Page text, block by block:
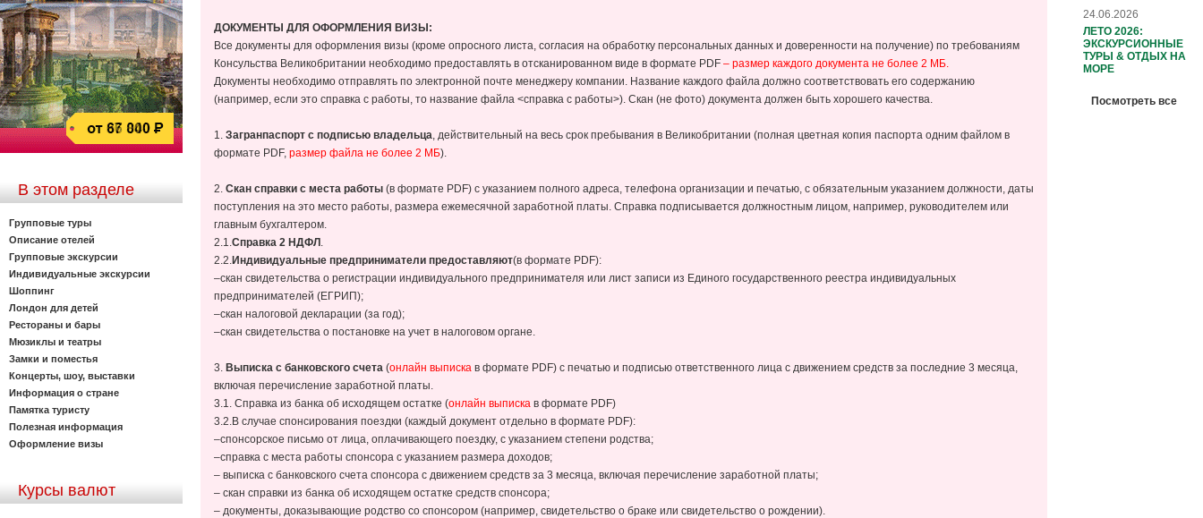
В этом разделе
Групповые туры
Описание отелей
Групповые экскурсии
Индивидуальные экскурсии
Шоппинг
Лондон для детей
Рестораны и бары
Мюзиклы и театры
Замки и поместья
Концерты, шоу, выставки
Информация о стране
Памятка туристу
Полезная информация
Оформление визы
Курсы валют
ДОКУМЕНТЫ ДЛЯ ОФОРМЛЕНИЯ ВИЗЫ:
Все документы для оформления визы (кроме опросного листа, согласия на обработку персональных данных и доверенности на получение) по требованиям
Консульства Великобритании необходимо предоставлять в отсканированном виде в формате PDF – размер каждого документа не более 2 МБ.
Документы необходимо отправлять по электронной почте менеджеру компании. Название каждого файла должно соответствовать его содержанию
(например, если это справка с работы, то название файла <справка с работы>). Скан (не фото) документа должен быть хорошего качества.
1. Загранпаспорт с подписью владельца, действительный на весь срок пребывания в Великобритании (полная цветная копия паспорта одним файлом в
формате PDF, размер файла не более 2 МБ).
2. Скан справки с места работы (в формате PDF) с указанием полного адреса, телефона организации и печатью, с обязательным указанием должности, даты
поступления на это место работы, размера ежемесячной заработной платы. Справка подписывается должностным лицом, например, руководителем или
главным бухгалтером.
2.1.Справка 2 НДФЛ .
2.2.Индивидуальные предприниматели предоставляют(в формате PDF):
–скан свидетельства о регистрации индивидуального предпринимателя или лист записи из Единого государственного реестра индивидуальных
предпринимателей (ЕГРИП);
–скан налоговой декларации (за год);
–скан свидетельства о постановке на учет в налоговом органе.
3. Выписка с банковского счета (онлайн выписка в формате PDF) с печатью и подписью ответственного лица с движением средств за последние 3 месяца,
включая перечисление заработной платы.
3.1. Справка из банка об исходящем остатке (онлайн выписка в формате PDF)
3.2.В случае спонсирования поездки (каждый документ отдельно в формате PDF):
–спонсорское письмо от лица, оплачивающего поездку, с указанием степени родства;
–справка с места работы спонсора с указанием размера доходов;
– выписка с банковского счета спонсора с движением средств за 3 месяца, включая перечисление заработной платы;
– скан справки из банка об исходящем остатке средств спонсора;
– документы, доказывающие родство со спонсором (например, свидетельство о браке или свидетельство о рождении).
24.06.2026
ЛЕТО 2026:
ЭКСКУРСИОННЫЕ
ТУРЫ & ОТДЫХ НА
МОРЕ
Посмотреть все